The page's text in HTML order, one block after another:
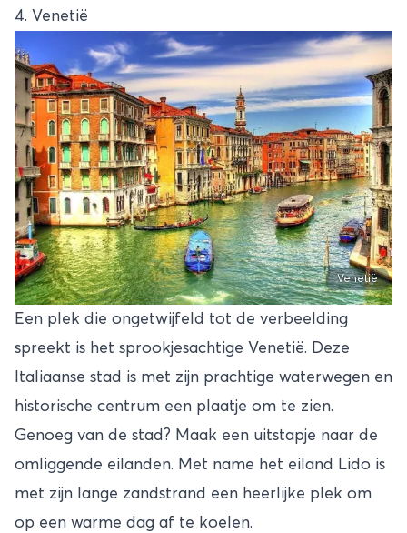
4. Venetië
Venetië
Een plek die ongetwijfeld tot de verbeelding
spreekt is het sprookjesachtige Venetië. Deze
Italiaanse stad is met zijn prachtige waterwegen en
historische centrum een plaatje om te zien.
Genoeg van de stad? Maak een uitstapje naar de
omliggende eilanden. Met name het eiland Lido is
met zijn lange zandstrand een heerlijke plek om
op een warme dag af te koelen.